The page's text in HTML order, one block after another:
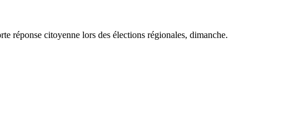
réponse citoyenne lors des élections régionales, dimanche.